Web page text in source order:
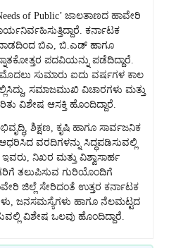
of Public’ ಜಾಲತಾಣದ ಹಾವೇರಿ
ಕರ್ನಾಟಕ
ಬಿಎ, ಬಿ.ಎಡ್ ಹಾಗೂ
ಪದವಿಯನ್ನು ಪಡೆದಿದ್ದಾರೆ.
ಮೊದಲು ಸುಮಾರು ಐದು ವರ್ಷಗಳ ಕಾಲ
ಸಮಾಜಮುಖಿ ವಿಚಾರಗಳು ಮತ್ತು
ವಿಶೇಷ ಆಸಕ್ತಿ ಹೊಂದಿದ್ದಾರೆ.
ಶಿಕ್ಷಣ, ಕೃಷಿ ಹಾಗೂ ಸಾರ್ವಜನಿಕ
ವರದಿಗಳನ್ನು ಸಿದ್ಧಪಡಿಸುವಲ್ಲಿ
ನಿಖರ ಮತ್ತು ವಿಶ್ವಾಸಾರ್ಹ
ತಲುಪಿಸುವ ಗುರಿಯೊಂದಿಗೆ
ಜಿಲ್ಲೆ ಸೇರಿದಂತೆ ಉತ್ತರ ಕರ್ನಾಟಕ
ಜನಸಮಸ್ಯೆಗಳು ಹಾಗೂ ನೆಲಮಟ್ಟದ
ವಿಶೇಷ ಒಲವು ಹೊಂದಿದ್ದಾರೆ.